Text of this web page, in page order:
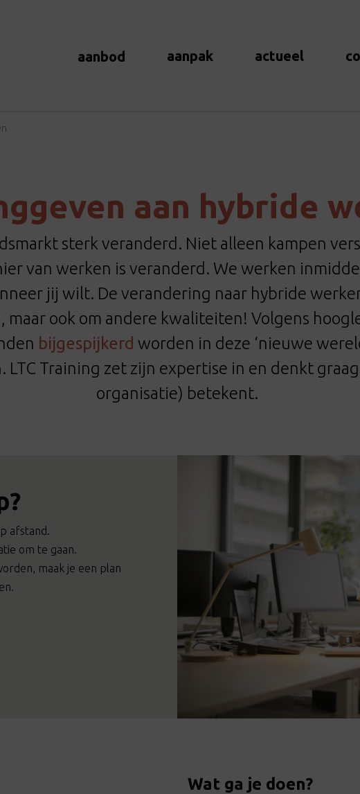
aanbod aanpak actueel
aan hybride
sterk veranderd. Niet alleen kampen
van werken is veranderd. We werken
jij wilt. De verandering naar hybride
ook om andere kwaliteiten! Volgens
bijgespijkerd worden in deze ‘nieuwe
LTC Training zet zijn expertise in en denkt
organisatie) betekent.
afstand.
om te gaan.
maak je een plan
Wat ga je doen?